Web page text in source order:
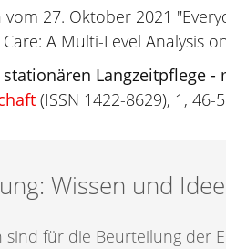
27. Oktober 2021
A Multi-Level Analysis
Langzeitpflege -
(ISSN 1422-8629), 1, 46-
Wissen und
für die Beurteilung der